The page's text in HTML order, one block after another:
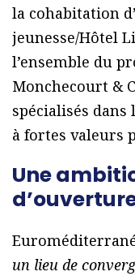
la cohabitation
jeunesse/Hôtel
l’ensemble du
Monchecourt &
spécialisés
à fortes valeurs
Une
un lieu de